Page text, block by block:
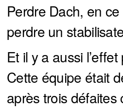
Perdre Dach, en ce
perdre un
Et il y a aussi
Cette équipe était
après trois défaites